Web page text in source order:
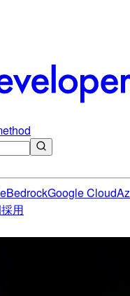
BedrockGoogle Cloud
採用